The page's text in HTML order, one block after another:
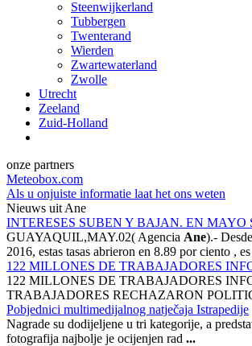
Steenwijkerland
Tubbergen
Twenterand
Wierden
Zwartewaterland
Zwolle
Utrecht
Zeeland
Zuid-Holland
onze partners
Meteobox.com
Als u onjuiste informatie laat het ons weten
Nieuws uit Ane
INTERESES SUBEN Y BAJAN. EN MAYO
GUAYAQUIL,MAY.02( Agencia Ane).-
2016, estas tasas abrieron en 8.89 por ciento ,
122 MILLONES DE TRABAJADORES
122 MILLONES DE TRABAJADORES
TRABAJADORES RECHAZARON
Pobjednici multimedijalnog natječaja Istrapedije
Nagrade su dodijeljene u tri kategorije, a
fotografija najbolje je ocijenjen rad ...